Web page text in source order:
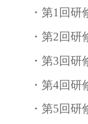
・第1回研
・第2回研
・第3回研
・第4回研
・第5回研